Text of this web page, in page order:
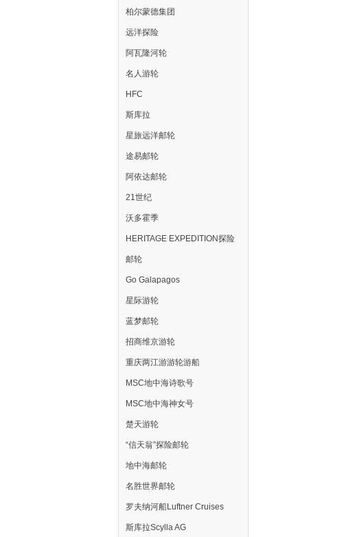
柏尔蒙德集团
远洋探险
阿瓦隆河轮
名人游轮
HFC
斯库拉
星旅远洋邮轮
途易邮轮
阿依达邮轮
21世纪
沃多霍季
HERITAGE EXPEDITION探险
邮轮
Go Galapagos
星际游轮
蓝梦邮轮
招商维京游轮
重庆两江游游轮游船
MSC地中海诗歌号
MSC地中海神女号
楚天游轮
“信天翁”探险邮轮
地中海邮轮
名胜世界邮轮
罗夫纳河船Luftner Cruises
斯库拉Scylla AG